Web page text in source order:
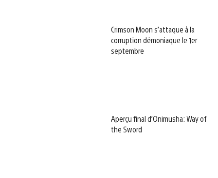
Crimson Moon s’attaque à la
corruption démoniaque le 1er
septembre
Aperçu final d’Onimusha: Way of
the Sword